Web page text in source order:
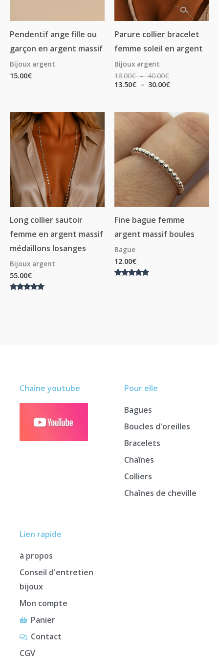
Pendentif ange fille ou
garçon en argent massif
Bijoux argent
15.00€
Parure collier bracelet
femme soleil en argent
Bijoux argent
18.00€ – 40.00€
13.50€ – 30.00€
Long collier sautoir
femme en argent massif
médaillons losanges
Bijoux argent
55.00€
Fine bague femme
argent massif boules
Bague
12.00€
Lien rapide
à propos
Conseil d'entretien
bijoux
Mon compte
Panier
Contact
CGV
Pour elle
Bagues
Boucles d'oreilles
Bracelets
Chaînes
Colliers
Chaînes de cheville
Chaine youtube